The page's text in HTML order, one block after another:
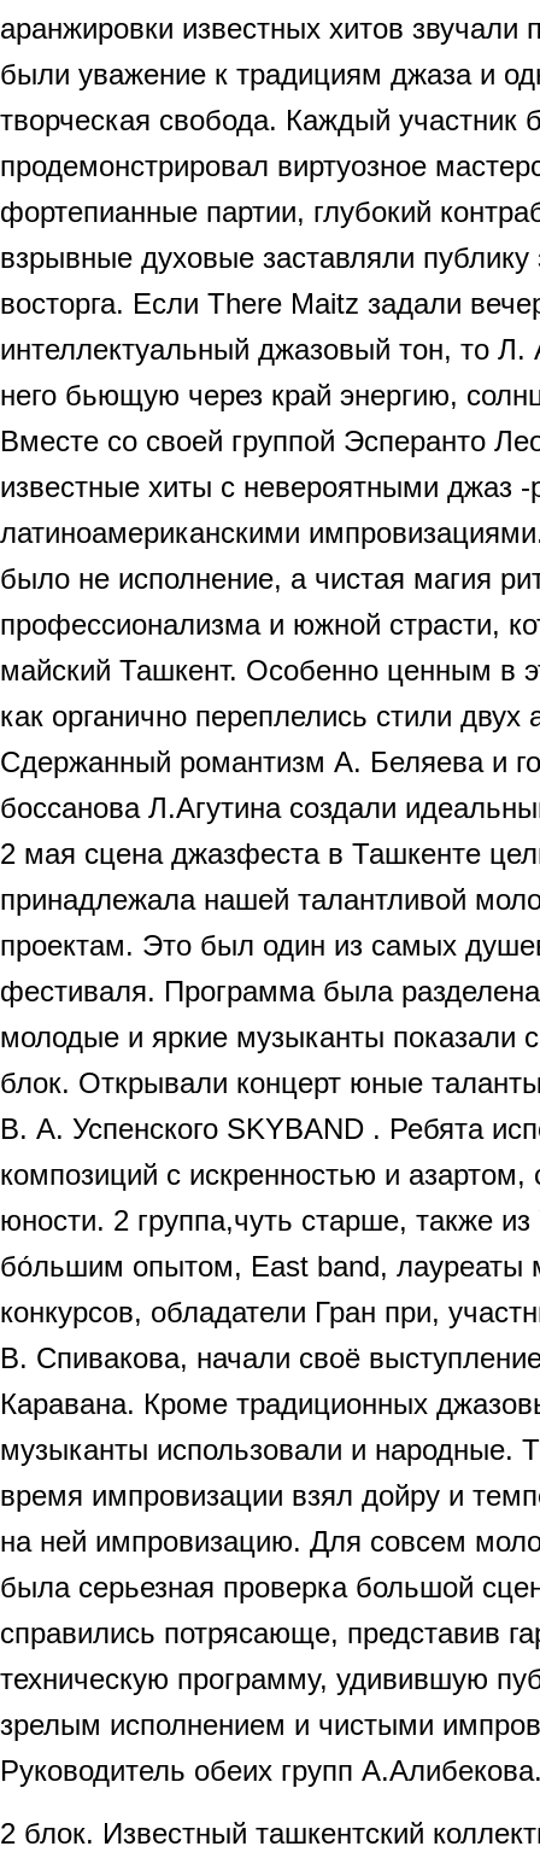
аранжировки известных хитов звучали
были уважение к традициям джаза и
творческая свобода. Каждый участник
продемонстрировал виртуозное
фортепианные партии, глубокий
взрывные духовые заставляли публику
восторга. Если There Maitz задали
интеллектуальный джазовый тон, то Л.
него бьющую через край энергию,
Вместе со своей группой Эсперанто
известные хиты с невероятными джаз
латиноамериканскими
было не исполнение, а чистая магия
профессионализма и южной страсти,
майский Ташкент. Особенно ценным в
как органично переплелись стили двух
Сдержанный романтизм А. Беляева и
боссанова Л.Агутина создали
2 мая сцена джазфеста в Ташкенте
принадлежала нашей талантливой
проектам. Это был один из самых
фестиваля. Программа была
молодые и яркие музыканты показали
блок. Открывали концерт юные
В. А. Успенского SKYBAND . Ребята
композиций с искренностью и азартом,
юности. 2 группа,чуть старше, также
бо́льшим опытом, East band, лауреаты
конкурсов, обладатели Гран при,
В. Спивакова, начали своё
Каравана. Кроме традиционных
музыканты использовали и народные.
время импровизации взял дойру и
на ней импровизацию. Для совсем
была серьезная проверка большой
справились потрясающе, представив
техническую программу, удивившую
зрелым исполнением и чистыми
Руководитель обеих групп
2 блок. Известный ташкентский